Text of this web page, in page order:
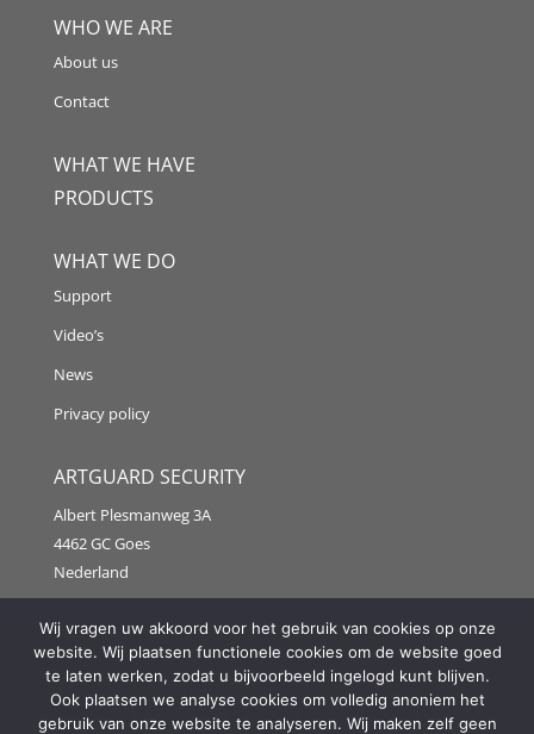
WHO WE ARE
About us
Contact
WHAT WE HAVE
PRODUCTS
WHAT WE DO
Support
Video’s
News
Privacy policy
ARTGUARD SECURITY
Albert Plesmanweg 3A
4462 GC Goes
Nederland
Tel: +31 (0) 113 313151
E-mail:info@artguardsecurity.eu
Wij vragen uw akkoord voor het gebruik van cookies op onze
website. Wij plaatsen functionele cookies om de website goed
te laten werken, zodat u bijvoorbeeld ingelogd kunt blijven.
Ook plaatsen we analyse cookies om volledig anoniem het
gebruik van onze website te analyseren. Wij maken zelf geen